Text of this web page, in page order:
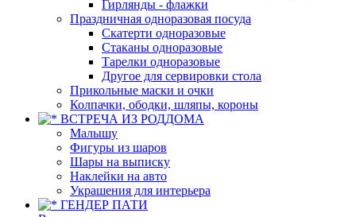
Гирлянды - флажки
Праздничная одноразовая посуда
Скатерти одноразовые
Стаканы одноразовые
Тарелки одноразовые
Другое для сервировки стола
Прикольные маски и очки
Колпачки, ободки, шляпы, короны
ВСТРЕЧА ИЗ РОДДОМА
Малышу
Фигуры из шаров
Шары на выписку
Наклейки на авто
Украшения для интерьера
ГЕНДЕР ПАТИ